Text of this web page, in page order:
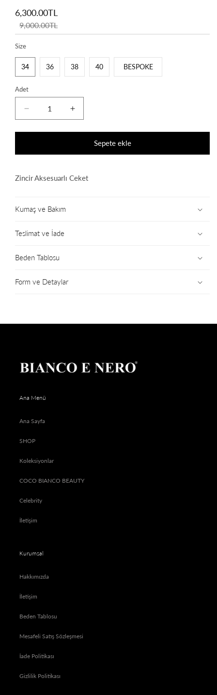
6,300.00TL
Normal
9,000.00TL
Size
34 36 38 40 BESPOKE
Adet
Girl
Blazer
için
azaltın
Bad
Girl
Blazer
için
artırın
Sepete ekle
Zincir Aksesuarlı Ceket
Kumaş ve Bakım
Teslimat ve İade
Beden Tablosu
Form ve Detaylar
Ana Menü
Ana Sayfa
SHOP
Koleksiyonlar
COCO BIANCO BEAUTY
Celebrity
İletişim
Kurumsal
Hakkımızda
İletişim
Beden Tablosu
Mesafeli Satış Sözleşmesi
İade Politikası
Gizlilik Politikası